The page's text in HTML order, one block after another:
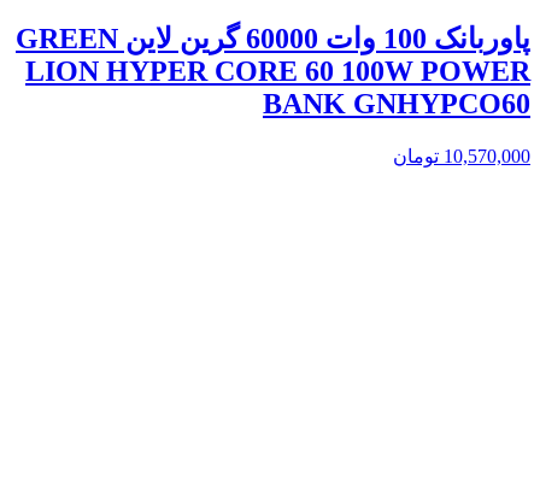
پاوربانک 100 وات 60000 گرین لاین GREEN
LION HYPER CORE 60 100W POWER
BANK GNHYPCO60
10,570,000 تومان